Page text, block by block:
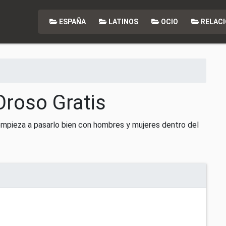
ESPAÑA LATINOS OCIO
Gratis
a pasarlo bien con hombres y mujeres dentro del